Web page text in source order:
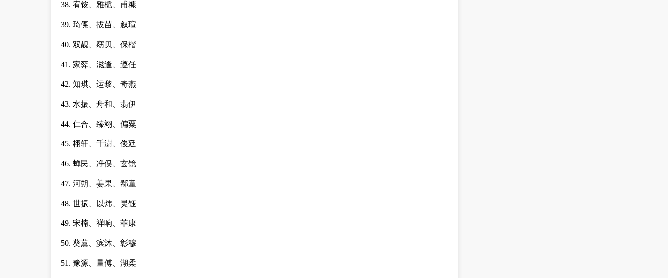
38. 宥铵、雅栀、甫糠
39. 琦傈、拔苗、叙瑄
40. 双靓、窈贝、保楷
41. 家弈、滋逢、遵任
42. 知琪、运黎、奇燕
43. 水振、舟和、翡伊
44. 仁合、臻翊、偏粟
45. 栩轩、千澍、俊廷
46. 蝉民、净俣、玄镜
47. 河朔、姜果、郗童
48. 世振、以炜、炅钰
49. 宋楠、祥响、菲康
50. 葵薰、滨沐、彰穆
51. 豫源、量傅、湖柔